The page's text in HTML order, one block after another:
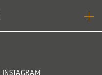
INSTAGRAM